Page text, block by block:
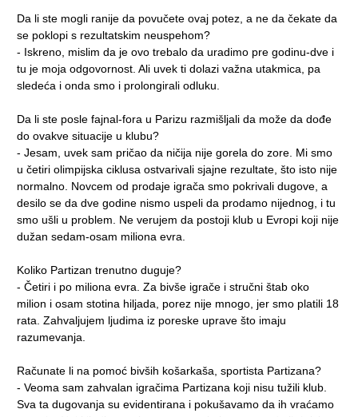
Da li ste mogli ranije da povučete ovaj potez, a ne da čekate da
se poklopi s rezultatskim neuspehom?
- Iskreno, mislim da je ovo trebalo da uradimo pre godinu-dve i
tu je moja odgovornost. Ali uvek ti dolazi važna utakmica, pa
sledeća i onda smo i prolongirali odluku.
Da li ste posle fajnal-fora u Parizu razmišljali da može da dođe
do ovakve situacije u klubu?
- Jesam, uvek sam pričao da ničija nije gorela do zore. Mi smo
u četiri olimpijska ciklusa ostvarivali sjajne rezultate, što isto nije
normalno. Novcem od prodaje igrača smo pokrivali dugove, a
desilo se da dve godine nismo uspeli da prodamo nijednog, i tu
smo ušli u problem. Ne verujem da postoji klub u Evropi koji nije
dužan sedam-osam miliona evra.
Koliko Partizan trenutno duguje?
- Četiri i po miliona evra. Za bivše igrače i stručni štab oko
milion i osam stotina hiljada, porez nije mnogo, jer smo platili 18
rata. Zahvaljujem ljudima iz poreske uprave što imaju
razumevanja.
Računate li na pomoć bivših košarkaša, sportista Partizana?
- Veoma sam zahvalan igračima Partizana koji nisu tužili klub.
Sva ta dugovanja su evidentirana i pokušavamo da ih vraćamo